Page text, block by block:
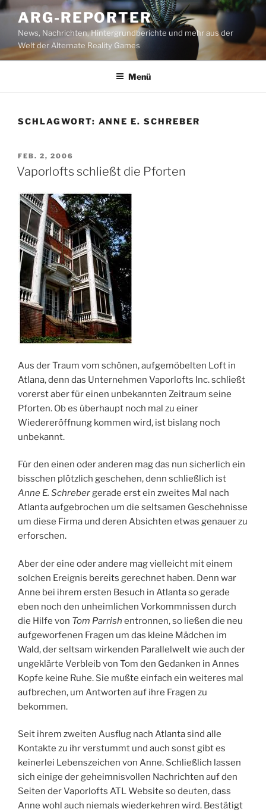
Zum
Inhalt
springen
ARG-REPORTER
News, Nachrichten, Hintergrundberichte und mehr aus der
Welt der Alternate Reality Games
Menü
SCHLAGWORT: ANNE E. SCHREBER
VERÖFFENTLICHT
AM
FEB. 2, 2006
Vaporlofts schließt die Pforten
Aus der Traum vom schönen, aufgemöbelten Loft in
Atlana, denn das Unternehmen Vaporlofts Inc. schließt
vorerst aber für einen unbekannten Zeitraum seine
Pforten. Ob es überhaupt noch mal zu einer
Wiedereröffnung kommen wird, ist bislang noch
unbekannt.
Für den einen oder anderen mag das nun sicherlich ein
bisschen plötzlich geschehen, denn schließlich ist
Anne E. Schrebergerade erst ein zweites Mal nach
Atlanta aufgebrochen um die seltsamen Geschehnisse
um diese Firma und deren Absichten etwas genauer zu
erforschen.
Aber der eine oder andere mag vielleicht mit einem
solchen Ereignis bereits gerechnet haben. Denn war
Anne bei ihrem ersten Besuch in Atlanta so gerade
eben noch den unheimlichen Vorkommnissen durch
die Hilfe von Tom Parrish entronnen, so ließen die neu
aufgeworfenen Fragen um das kleine Mädchen im
Wald, der seltsam wirkenden Parallelwelt wie auch der
ungeklärte Verbleib von Tom den Gedanken in Annes
Kopfe keine Ruhe. Sie mußte einfach ein weiteres mal
aufbrechen, um Antworten auf ihre Fragen zu
bekommen.
Seit ihrem zweiten Ausflug nach Atlanta sind alle
Kontakte zu ihr verstummt und auch sonst gibt es
keinerlei Lebenszeichen von Anne. Schließlich lassen
sich einige der geheimnisvollen Nachrichten auf den
Seiten der Vaporlofts ATL Website so deuten, dass
Anne wohl auch niemals wiederkehren wird. Bestätigt